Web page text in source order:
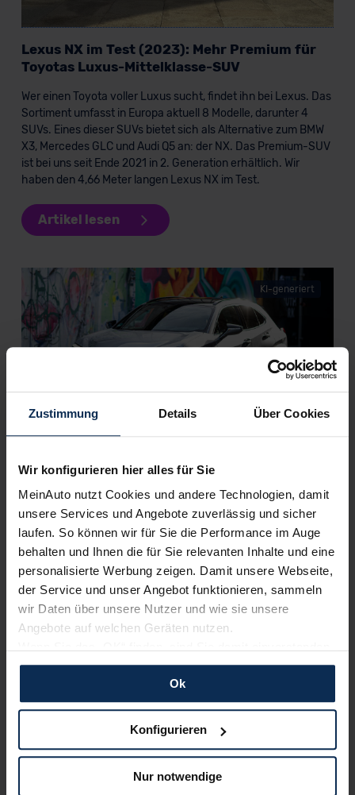
Zustimmung Details Über Cookies
Wir konfigurieren hier alles für Sie
MeinAuto nutzt Cookies und andere Technologien, damit
unsere Services und Angebote zuverlässig und sicher
laufen. So können wir für Sie die Performance im Auge
behalten und Ihnen die für Sie relevanten Inhalte und eine
personalisierte Werbung zeigen. Damit unsere Webseite,
der Service und unser Angebot funktionieren, sammeln
wir Daten über unsere Nutzer und wie sie unsere
Angebote auf welchen Geräten nutzen.
und erlauben uns Cookies für unseren Service zu
verwenden und diese Daten an Dritte weiterzugeben,
etwa an unsere Marketingpartner. Falls Sie dem nicht
zustimmen möchten, beschränken wir uns auf die
dann nicht auf Sie zuschneiden und Sie somit nicht
perfekt auf dem Weg zu Ihrem Neuwagen unterstützen.
Ok
Konfigurieren
Nur notwendige
Lexus NX im Test (2023): Mehr Premium für
Toyotas Luxus-Mittelklasse-SUV
Wer einen Toyota voller Luxus sucht, findet ihn bei Lexus. Das
Sortiment umfasst in Europa aktuell 8 Modelle, darunter 4
SUVs. Eines dieser SUVs bietet sich als Alternative zum BMW
X3, Mercedes GLC und Audi Q5 an: der NX. Das Premium-SUV
ist bei uns seit Ende 2021 in 2. Generation erhältlich. Wir
haben den 4,66 Meter langen Lexus NX im Test.
Artikel lesen
KI-generiert
Weitere Artikel im Automagazin
zum Automagazin
Nachrichten